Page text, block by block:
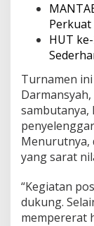
HUT
Turnamen
Darmansyah,
sambutanya,
Menurutnya,
yang sarat
“Kegiatan
dukung.
mempererat